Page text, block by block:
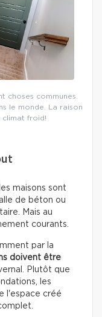
choses communes.
le monde. La raison
climat froid!
maisons sont
de béton ou
Mais au
courants.
par la
doivent être
Plutôt que
les
l'espace créé